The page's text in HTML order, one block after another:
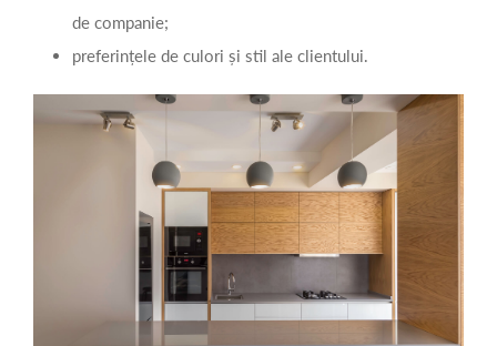
de companie;
preferințele de culori și stil ale clientului.